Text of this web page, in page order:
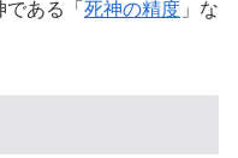
ある「 死神の精度 」な